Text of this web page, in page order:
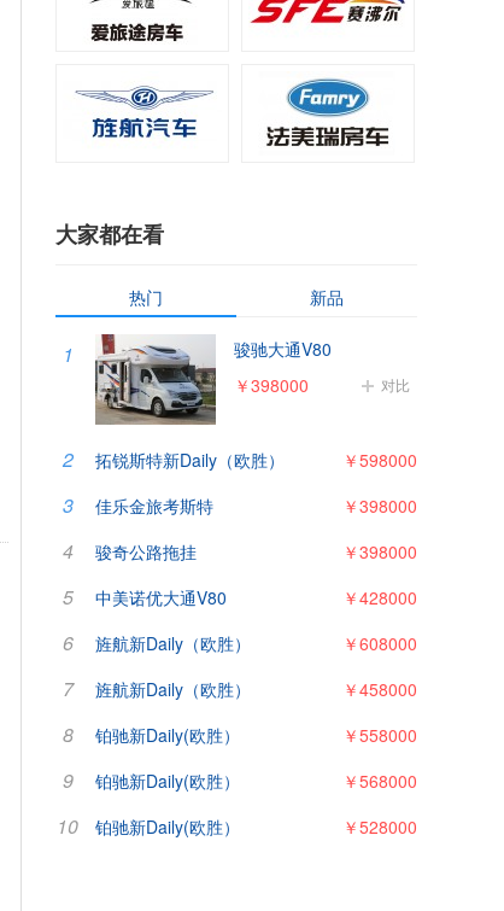
大家都在看
热门 新品
1 骏驰大通V80
对比
￥398000
2 拓锐斯特新Daily（欧胜） ￥598000
3 佳乐金旅考斯特 ￥398000
4 骏奇公路拖挂 ￥398000
5 中美诺优大通V80 ￥428000
6 旌航新Daily（欧胜） ￥608000
7 旌航新Daily（欧胜） ￥458000
8 铂驰新Daily(欧胜） ￥558000
9 铂驰新Daily(欧胜） ￥568000
10 铂驰新Daily(欧胜） ￥528000